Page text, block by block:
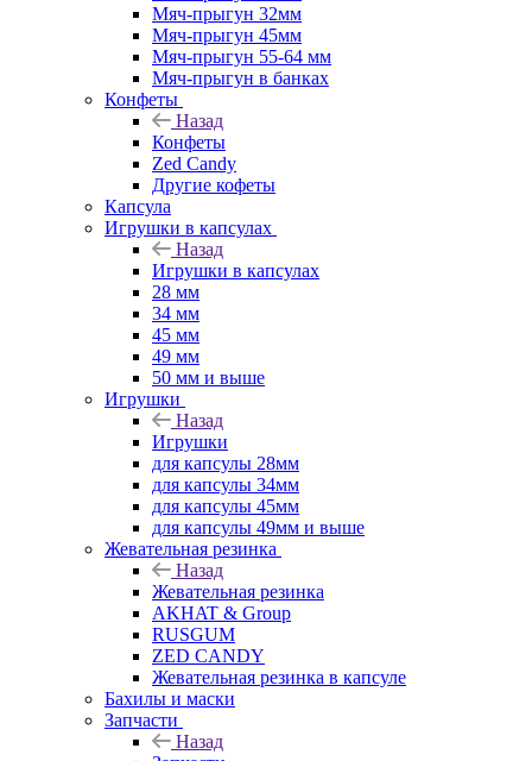
Мяч-прыгун 32мм
Мяч-прыгун 45мм
Мяч-прыгун 55-64 мм
Мяч-прыгун в банках
Конфеты
Назад
Конфеты
Zed Candy
Другие кофеты
Капсула
Игрушки в капсулах
Назад
Игрушки в капсулах
28 мм
34 мм
45 мм
49 мм
50 мм и выше
Игрушки
Назад
Игрушки
для капсулы 28мм
для капсулы 34мм
для капсулы 45мм
для капсулы 49мм и выше
Жевательная резинка
Назад
Жевательная резинка
AKHAT & Group
RUSGUM
ZED CANDY
Жевательная резинка в капсуле
Бахилы и маски
Запчасти
Назад